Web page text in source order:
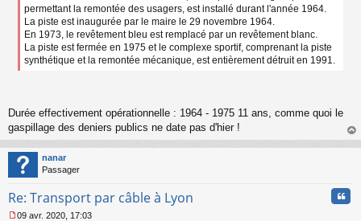
permettant la remontée des usagers, est installé durant l'année 1964.
La piste est inaugurée par le maire le 29 novembre 1964.
En 1973, le revêtement bleu est remplacé par un revêtement blanc.
La piste est fermée en 1975 et le complexe sportif, comprenant la piste
synthétique et la remontée mécanique, est entièrement détruit en 1991.
Durée effectivement opérationnelle : 1964 - 1975 11 ans, comme quoi le
gaspillage des deniers publics ne date pas d'hier !
au
nanar
Passager
Re: Transport par câble à Lyon
09 avr. 2020, 17:03